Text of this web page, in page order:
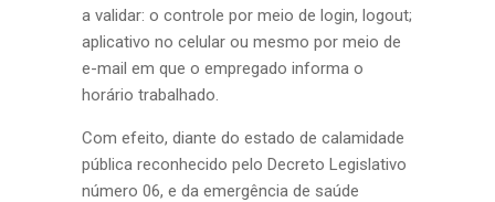
a validar: o controle por meio de login, logout;
aplicativo no celular ou mesmo por meio de
e-mail em que o empregado informa o
horário trabalhado.
Com efeito, diante do estado de calamidade
pública reconhecido pelo Decreto Legislativo
número 06, e da emergência de saúde